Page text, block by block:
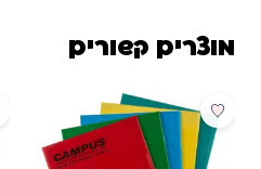
מוצרים קשורים
מבצע